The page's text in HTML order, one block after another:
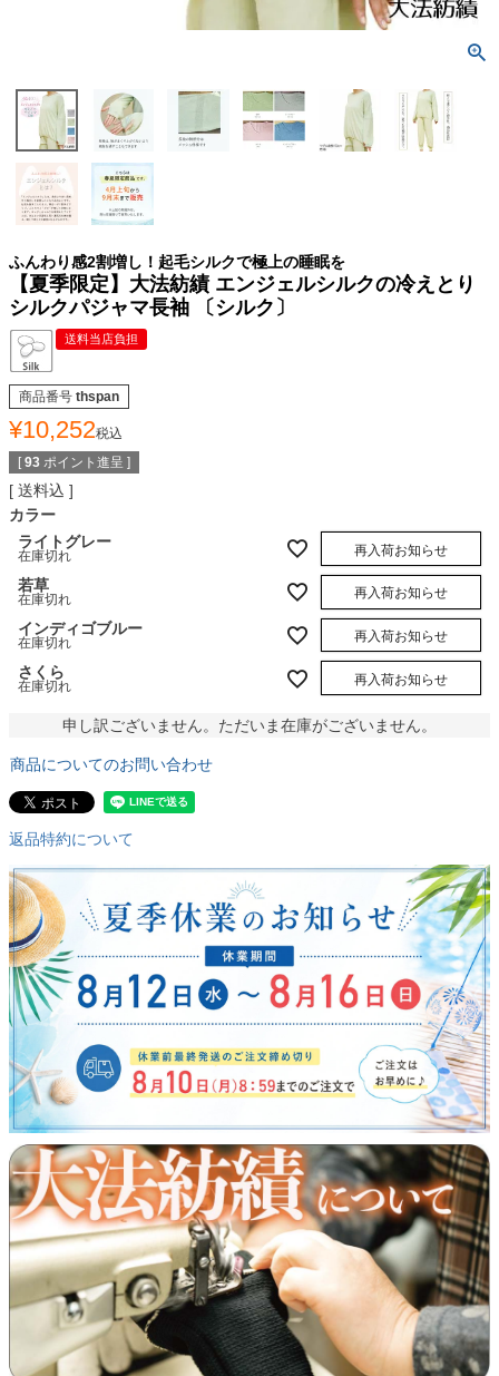
ふんわり感2割増し！起毛シルクで極上の睡眠を
【夏季限定】大法紡績 エンジェルシルクの冷えとり
シルクパジャマ長袖 〔シルク〕
送料当店負担
商品番号 thspan
¥10,252税込
[ 93 ポイント進呈 ]
送料込
カラー
ライトグレー
在庫切れ 再入荷お知らせ
若草
在庫切れ 再入荷お知らせ
インディゴブルー
在庫切れ 再入荷お知らせ
さくら
在庫切れ 再入荷お知らせ
申し訳ございません。ただいま在庫がございません。
商品についてのお問い合わせ
返品特約について